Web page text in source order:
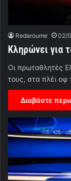
Redaroume 02/
Κληρώνει για
Οι πρωταθλητές
τους, στα πλέι οφ
Διαβάστε